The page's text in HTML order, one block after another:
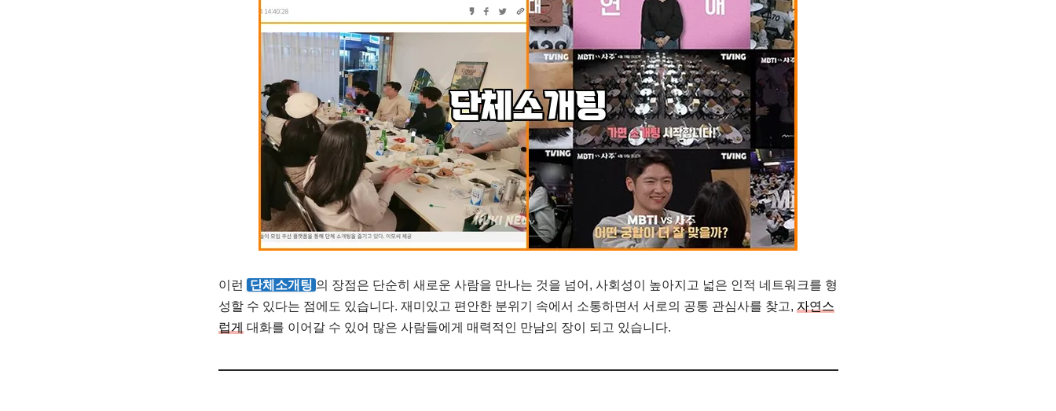
이런 단체소개팅 의 장점은 단순히 새로운 사람을 만나는 것을 넘어, 사회성이 높아지고 넓은 인적 네트워크를 형
성할 수 있다는 점에도 있습니다. 재미있고 편안한 분위기 속에서 소통하면서 서로의 공통 관심사를 찾고, 자연스
럽게 대화를 이어갈 수 있어 많은 사람들에게 매력적인 만남의 장이 되고 있습니다.